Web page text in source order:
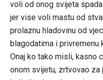
voli od onog svijeta
jer vise voli mastu od
prolaznu hladovinu od
blagodatima i privremenu
Onaj ko tako misli, kasno
onom svijetu, zrtvovao